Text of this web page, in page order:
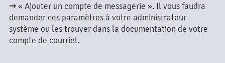
→ « Ajouter un compte de messagerie ». Il vous faudra
demander ces paramètres à votre administrateur
système ou les trouver dans la documentation de votre
compte de courriel.